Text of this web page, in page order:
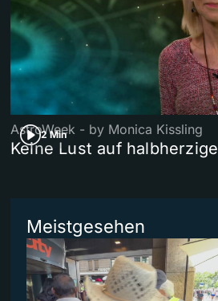
2 Min
AstroWeek - by Monica Kissling
Keine Lust auf
Meistgesehen